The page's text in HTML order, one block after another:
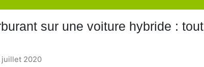
sur une voiture hybride : tout
juillet 2020